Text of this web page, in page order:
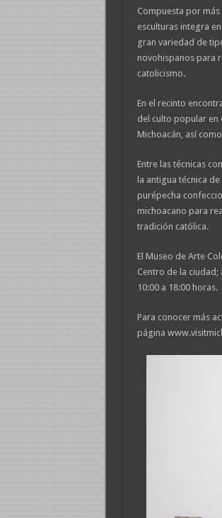
Compuesta por
esculturas integra
gran variedad de
novohispanos para
catolicismo.
En el recinto
del culto popular
Michoacán, así
Entre las técnicas
la antigua técnica
purépecha
michoacano para
tradición católica.
El Museo de Arte
Centro de la ciudad;
10:00 a 18:00 horas.
Para conocer más
página